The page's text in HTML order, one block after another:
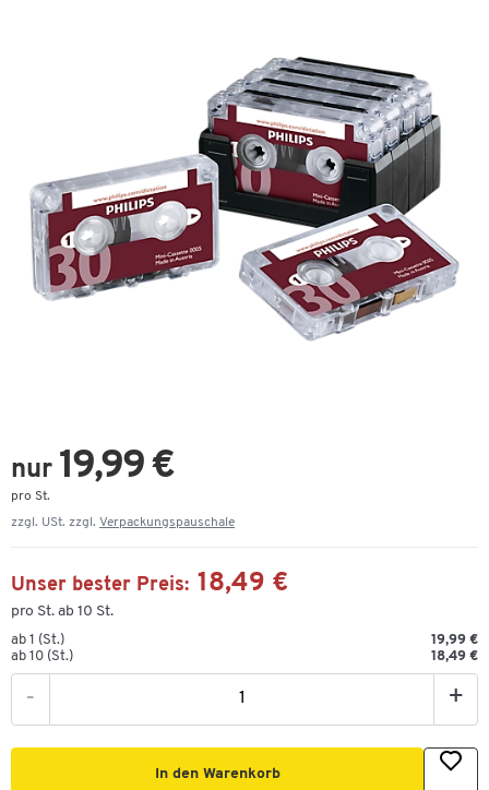
nur 19,99 €
pro St.
zzgl. USt. zzgl. Verpackungspauschale
Unser bester Preis: 18,49 €
pro St. ab 10 St.
ab 1 (St.)
19,99 €
ab 10 (St.)
18,49 €
- +
In den Warenkorb